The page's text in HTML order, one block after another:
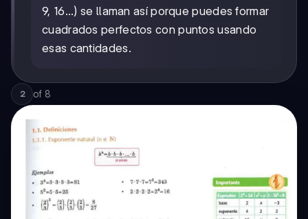
9, 16...) se llaman así porque puedes formar
cuadrados perfectos con puntos usando
esas cantidades.
2 of 8